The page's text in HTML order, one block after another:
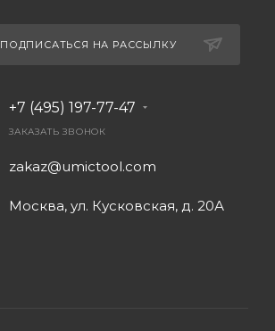
ПОДПИСАТЬСЯ НА РАССЫЛКУ
+7 (495) 197-77-47
ЗАКАЗАТЬ ЗВОНОК
zakaz@umictool.com
Москва, ул. Кусковская, д. 20А